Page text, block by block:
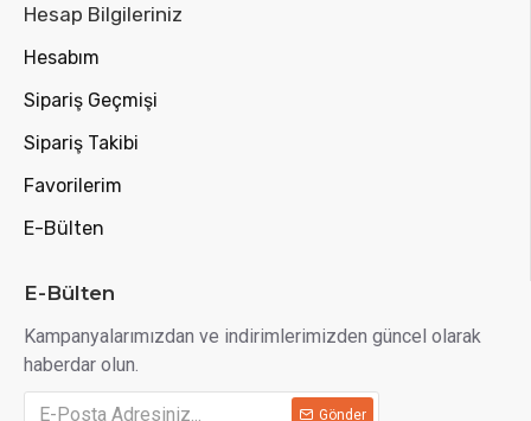
Hesap Bilgileriniz
Hesabım
Sipariş Geçmişi
Sipariş Takibi
Favorilerim
E-Bülten
E-Bülten
Kampanyalarımızdan ve indirimlerimizden güncel olarak
haberdar olun.
Gönder